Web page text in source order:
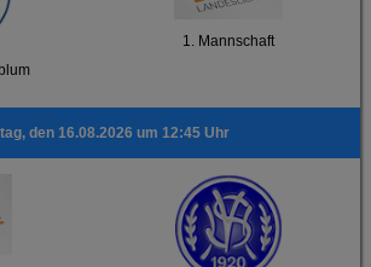
1. Mannschaft
den 16.08.2026 um 12:45 Uhr